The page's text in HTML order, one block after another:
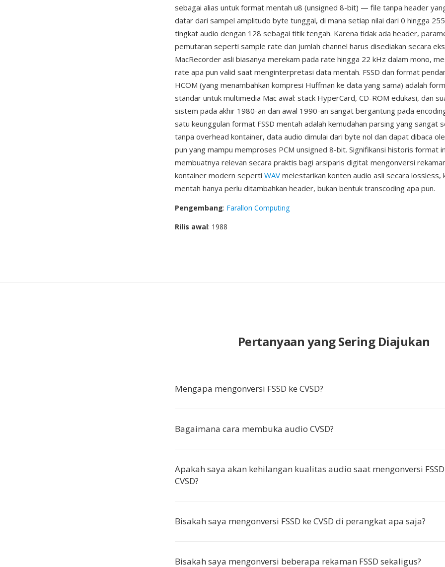
sebagai alias untuk format mentah u8 (unsigned 8-bit) — file tanpa header
datar dari sampel amplitudo byte tunggal, di mana setiap nilai dari 0 hingga
tingkat audio dengan 128 sebagai titik tengah. Karena tidak ada header,
pemutaran seperti sample rate dan jumlah channel harus disediakan secara
MacRecorder asli biasanya merekam pada rate hingga 22 kHz dalam mono,
rate apa pun valid saat menginterpretasi data mentah. FSSD dan format
HCOM (yang menambahkan kompresi Huffman ke data yang sama) adalah
standar untuk multimedia Mac awal: stack HyperCard, CD-ROM edukasi, dan
sistem pada akhir 1980-an dan awal 1990-an sangat bergantung pada
satu keunggulan format FSSD mentah adalah kemudahan parsing yang sangat
tanpa overhead kontainer, data audio dimulai dari byte nol dan dapat dibaca
pun yang mampu memproses PCM unsigned 8-bit. Signifikansi historis format
membuatnya relevan secara praktis bagi arsiparis digital: mengonversi
kontainer modern seperti WAV melestarikan konten audio asli secara lossless,
mentah hanya perlu ditambahkan header, bukan bentuk transcoding apa pun.
Pengembang: Farallon Computing
Rilis awal: 1988
Pertanyaan yang Sering Diajukan
Mengapa mengonversi FSSD ke CVSD?
Bagaimana cara membuka audio CVSD?
Apakah saya akan kehilangan kualitas audio saat mengonversi
CVSD?
Bisakah saya mengonversi FSSD ke CVSD di perangkat apa saja?
Bisakah saya mengonversi beberapa rekaman FSSD sekaligus?